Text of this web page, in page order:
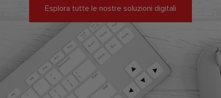
Esplora tutte le nostre soluzioni digitali